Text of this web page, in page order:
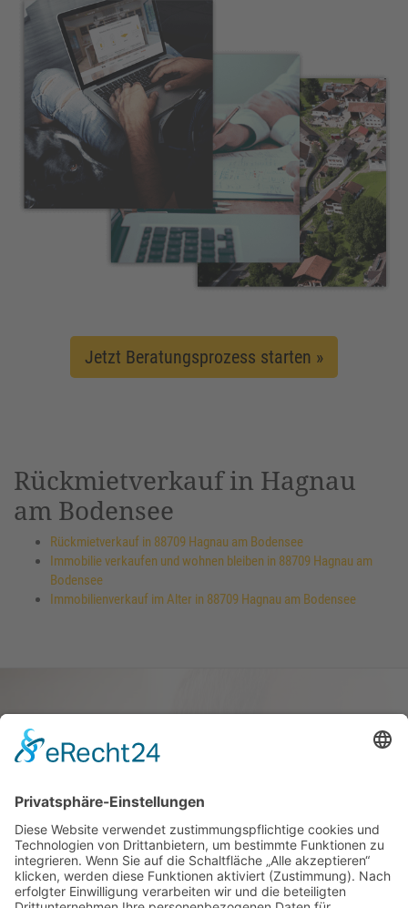
Jetzt Beratungsprozess starten »
Rückmietverkauf in Hagnau
am Bodensee
Rückmietverkauf in 88709 Hagnau am Bodensee
Immobilie verkaufen und wohnen bleiben in 88709 Hagnau am
Bodensee
Immobilienverkauf im Alter in 88709 Hagnau am Bodensee
verkaufen und darin
wohnen bleiben
Verkaufen Sie Ihr Haus oder Ihre
Eigen­tums­woh­nung und bleiben Sie
darin wohnen.